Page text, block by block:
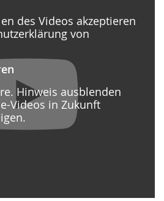
des Videos akzeptieren
von
Hinweis ausblenden
Videos in Zukunft